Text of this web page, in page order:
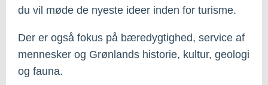
du vil møde de nyeste ideer inden for turisme.
Der er også fokus på bæredygtighed, service af
mennesker og Grønlands historie, kultur, geologi
og fauna.